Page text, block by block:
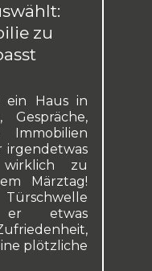
zu
ein Haus in
Gespräche,
irgendetwas
zu
Märztag!
er etwas
plötzliche